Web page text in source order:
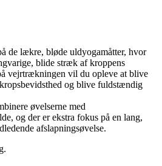
de lækre, bløde uldyogamåtter, hvor
blide stræk af kroppens
vejrtrækningen vil du opleve at blive
og blive fuldstændig
øvelserne med
og der er ekstra fokus på en lang,
afslapningsøvelse.